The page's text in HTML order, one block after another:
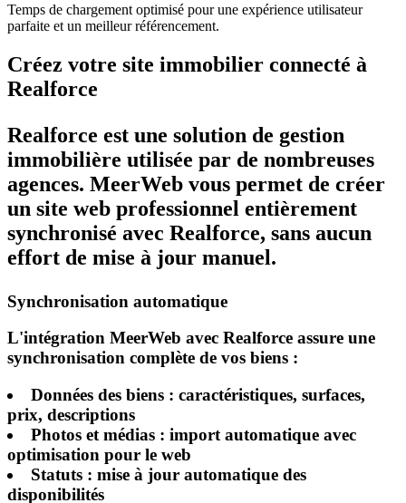
Temps de chargement optimisé pour une expérience utilisateur
parfaite et un meilleur référencement.
Créez votre site immobilier connecté à
Realforce
Realforce est une solution de gestion
immobilière utilisée par de nombreuses
agences. MeerWeb vous permet de créer
un site web professionnel entièrement
synchronisé avec Realforce, sans aucun
effort de mise à jour manuel.
Synchronisation automatique
L'intégration MeerWeb avec Realforce assure une
synchronisation complète de vos biens :
Données des biens: caractéristiques, surfaces,
prix, descriptions
Photos et médias: import automatique avec
optimisation pour le web
Statuts: mise à jour automatique des
disponibilités